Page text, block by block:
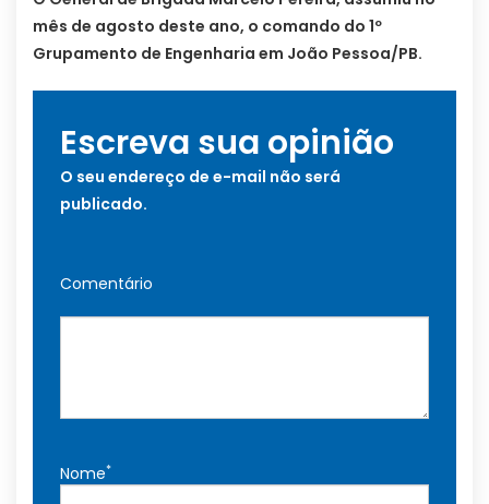
mês de agosto deste ano, o comando do 1º
Grupamento de Engenharia em João Pessoa/PB.
Escreva sua opinião
O seu endereço de e-mail não será
publicado.
Comentário
Nome*